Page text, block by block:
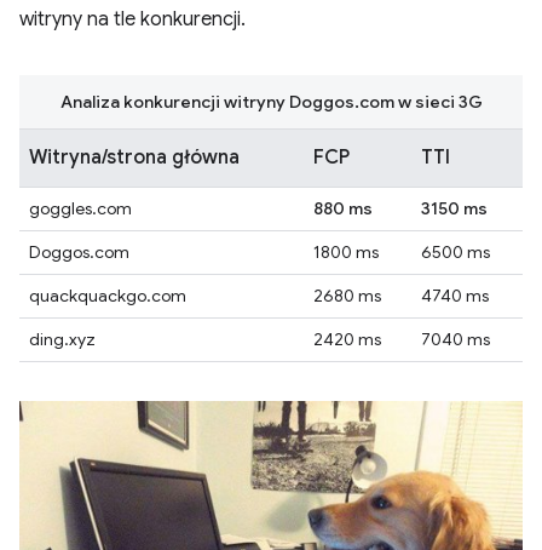
witryny na tle konkurencji.
Witryna/strona główna FCP TTI
goggles.com 880 ms
3150 ms
Doggos.com
1800 ms
6500 ms
quackquackgo.com
2680 ms
4740 ms
ding.xyz
2420 ms 7040 ms
Analiza konkurencji witryny Doggos.com w sieci 3G